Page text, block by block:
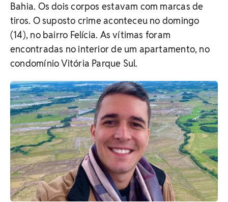
Bahia. Os dois corpos estavam com marcas de
tiros. O suposto crime aconteceu no domingo
(14), no bairro Felícia. As vítimas foram
encontradas no interior de um apartamento, no
condomínio Vitória Parque Sul.